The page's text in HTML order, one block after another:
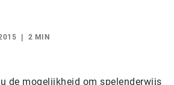
2 MIN
de mogelijkheid om spelenderwijs